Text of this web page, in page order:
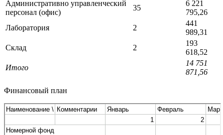
Административно управленческий
персонал (офис)
35
6 221
795,26
Лаборатория
2
441
989,31
Склад
2
193
618,52
Итого
14 751
871,56
Финансовый план